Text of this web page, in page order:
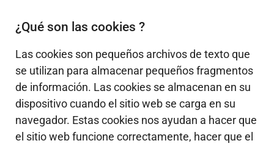
¿Qué son las cookies ?
Las cookies son pequeños archivos de texto que
se utilizan para almacenar pequeños fragmentos
de información. Las cookies se almacenan en su
dispositivo cuando el sitio web se carga en su
navegador. Estas cookies nos ayudan a hacer que
el sitio web funcione correctamente, hacer que el